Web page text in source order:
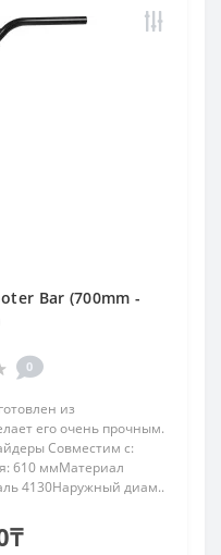
Bar (700mm -
0
из
его очень прочным.
Совместим с:
610 ммМатериал
4130Наружный диам..